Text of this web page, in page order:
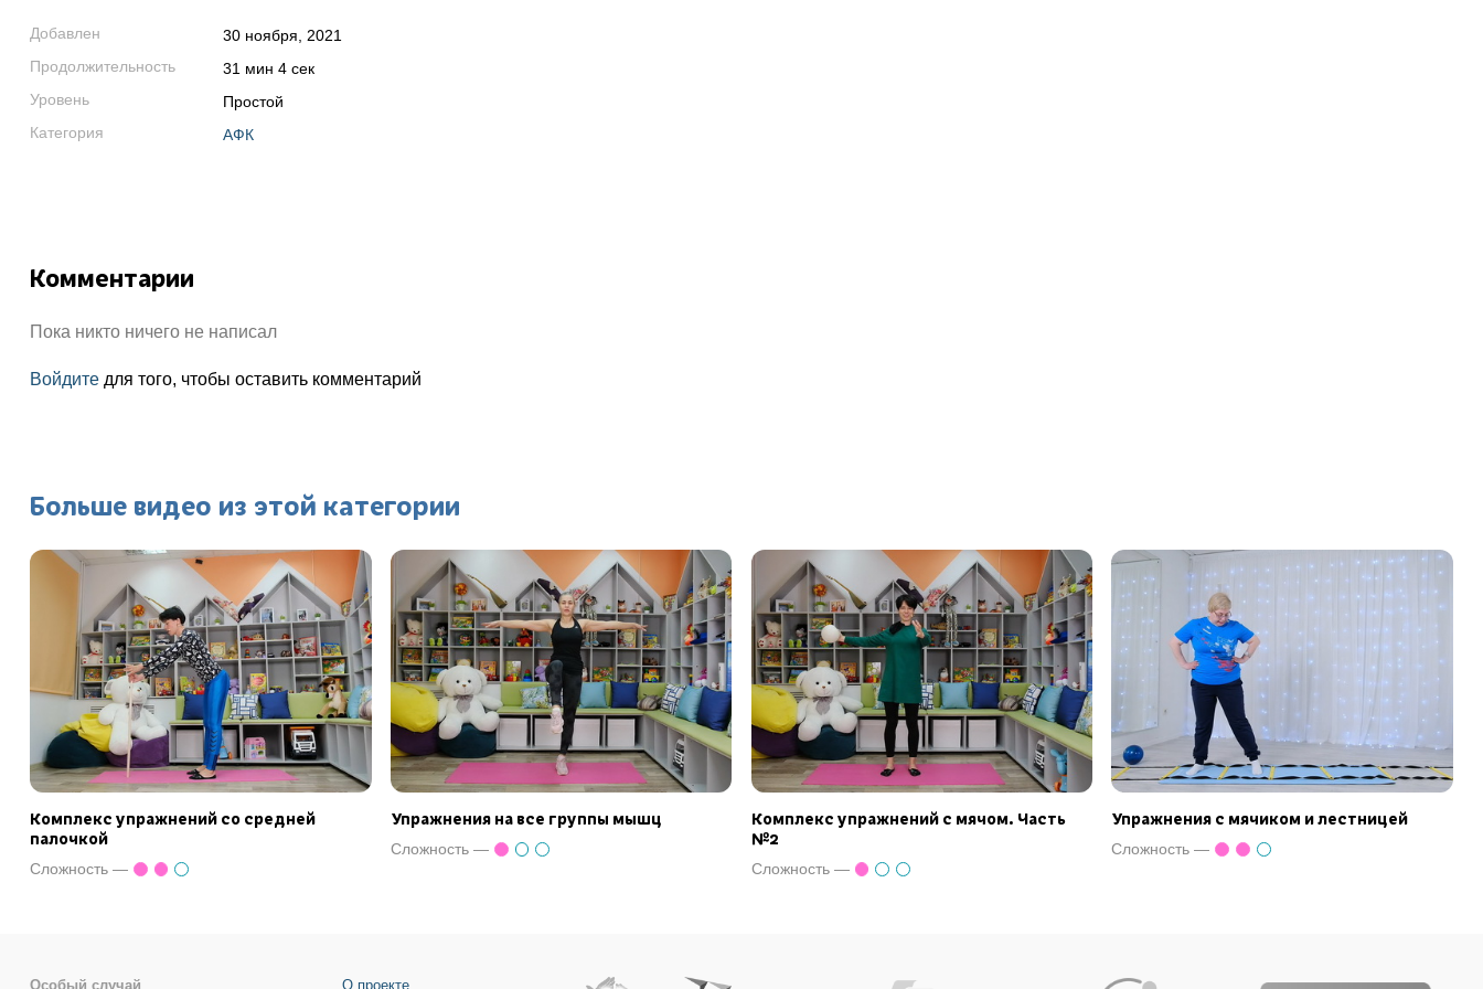
Добавлен
30 ноября, 2021
Продолжительность
31 мин 4 сек
Уровень
Простой
Категория
АФК
Комментарии
Пока никто ничего не написал
Войдитедля того, чтобы оставить комментарий
Больше видео из этой категории
Комплекс упражнений со средней
палочкой
Сложность —
Упражнения на все группы мышц
Сложность —
Комплекс упражнений с мячом. Часть
№2
Сложность —
Упражнения с мячиком и лестницей
Сложность —
Особый случай О проекте